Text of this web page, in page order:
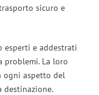
sicuro e
esperti e addestrati
problemi. La loro
ogni aspetto del
destinazione.